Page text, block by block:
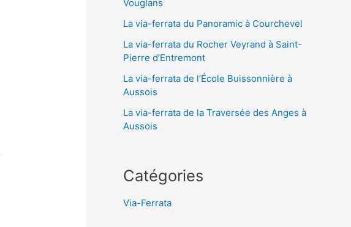
Vouglans
La via-ferrata du Panoramic à Courchevel
La via-ferrata du Rocher Veyrand à Saint-
Pierre d’Entremont
La via-ferrata de l’École Buissonnière à
Aussois
La via-ferrata de la Traversée des Anges à
Aussois
Catégories
Via-Ferrata